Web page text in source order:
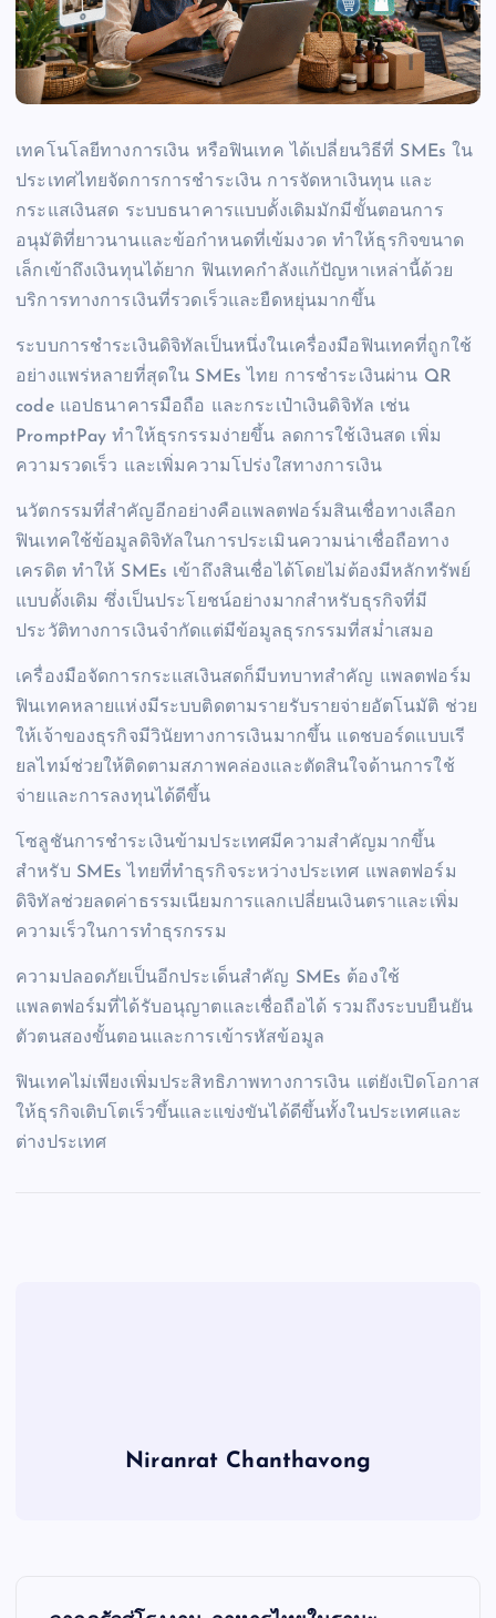
เทคโนโลยีทางการเงิน หรือฟินเทค ได้เปลี่ยนวิธีที่ SMEs ใน
ประเทศไทยจัดการการชำระเงิน การจัดหาเงินทุน และ
กระแสเงินสด ระบบธนาคารแบบดั้งเดิมมักมีขั้นตอนการ
อนุมัติที่ยาวนานและข้อกำหนดที่เข้มงวด ทำให้ธุรกิจขนาด
เล็กเข้าถึงเงินทุนได้ยาก ฟินเทคกำลังแก้ปัญหาเหล่านี้ด้วย
บริการทางการเงินที่รวดเร็วและยืดหยุ่นมากขึ้น
ระบบการชำระเงินดิจิทัลเป็นหนึ่งในเครื่องมือฟินเทคที่ถูกใช้
อย่างแพร่หลายที่สุดใน SMEs ไทย การชำระเงินผ่าน QR
code แอปธนาคารมือถือ และกระเป๋าเงินดิจิทัล เช่น
PromptPay ทำให้ธุรกรรมง่ายขึ้น ลดการใช้เงินสด เพิ่ม
ความรวดเร็ว และเพิ่มความโปร่งใสทางการเงิน
นวัตกรรมที่สำคัญอีกอย่างคือแพลตฟอร์มสินเชื่อทางเลือก
ฟินเทคใช้ข้อมูลดิจิทัลในการประเมินความน่าเชื่อถือทาง
เครดิต ทำให้ SMEs เข้าถึงสินเชื่อได้โดยไม่ต้องมีหลักทรัพย์
แบบดั้งเดิม ซึ่งเป็นประโยชน์อย่างมากสำหรับธุรกิจที่มี
ประวัติทางการเงินจำกัดแต่มีข้อมูลธุรกรรมที่สม่ำเสมอ
เครื่องมือจัดการกระแสเงินสดก็มีบทบาทสำคัญ แพลตฟอร์ม
ฟินเทคหลายแห่งมีระบบติดตามรายรับรายจ่ายอัตโนมัติ ช่วย
ให้เจ้าของธุรกิจมีวินัยทางการเงินมากขึ้น แดชบอร์ดแบบเรี
ยลไทม์ช่วยให้ติดตามสภาพคล่องและตัดสินใจด้านการใช้
จ่ายและการลงทุนได้ดีขึ้น
โซลูชันการชำระเงินข้ามประเทศมีความสำคัญมากขึ้น
สำหรับ SMEs ไทยที่ทำธุรกิจระหว่างประเทศ แพลตฟอร์ม
ดิจิทัลช่วยลดค่าธรรมเนียมการแลกเปลี่ยนเงินตราและเพิ่ม
ความเร็วในการทำธุรกรรม
ความปลอดภัยเป็นอีกประเด็นสำคัญ SMEs ต้องใช้
แพลตฟอร์มที่ได้รับอนุญาตและเชื่อถือได้ รวมถึงระบบยืนยัน
ตัวตนสองขั้นตอนและการเข้ารหัสข้อมูล
ฟินเทคไม่เพียงเพิ่มประสิทธิภาพทางการเงิน แต่ยังเปิดโอกาส
ให้ธุรกิจเติบโตเร็วขึ้นและแข่งขันได้ดีขึ้นทั้งในประเทศและ
ต่างประเทศ
Niranrat Chanthavong